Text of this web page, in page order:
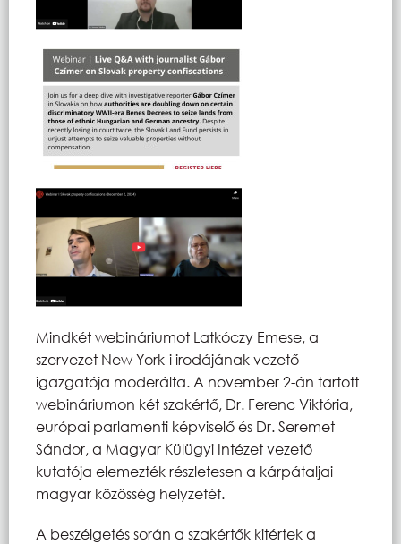
Mindkét webináriumot Latkóczy Emese, a
szervezet New York-i irodájának vezető
igazgatója moderálta. A november 2-án tartott
webináriumon két szakértő, Dr. Ferenc Viktória,
európai parlamenti képviselő és Dr. Seremet
Sándor, a Magyar Külügyi Intézet vezető
kutatója elemezték részletesen a kárpátaljai
magyar közösség helyzetét.
A beszélgetés során a szakértők kitértek a